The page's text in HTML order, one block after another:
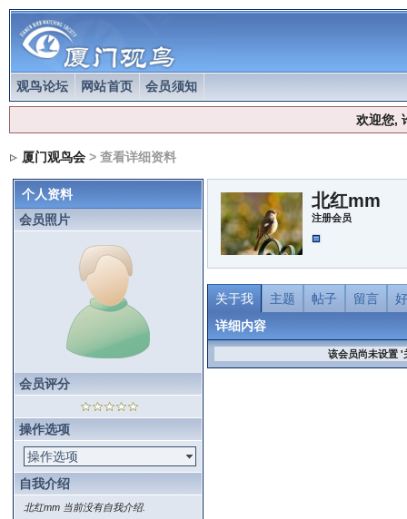
观鸟论坛 网站首页 会员须知
欢迎您,
厦门观鸟会> 查看详细资料
个人资料
会员照片
会员评分
操作选项
操作选项
自我介绍
北红mm 当前没有自我介绍.
北红mm
注册会员
关于我 主题 帖子 留言
详细内容
该会员尚未设置 '